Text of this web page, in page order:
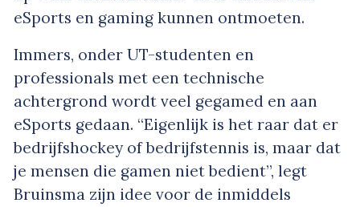
eSports en gaming kunnen ontmoeten.
Immers, onder UT-studenten en
professionals met een technische
achtergrond wordt veel gegamed en aan
eSports gedaan. “Eigenlijk is het raar dat er
bedrijfshockey of bedrijfstennis is, maar dat
je mensen die gamen niet bedient”, legt
Bruinsma zijn idee voor de inmiddels